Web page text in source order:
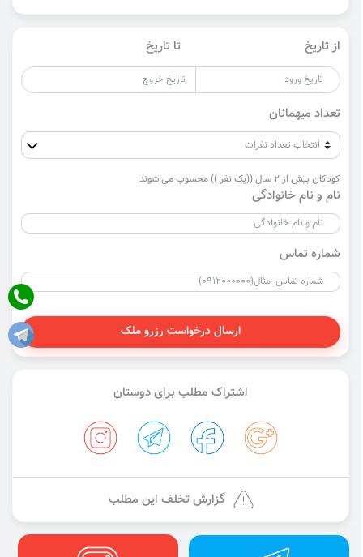
از تاریخ تا تاریخ
تعداد میهمانان
کودکان بیش از 2 سال ((یک نفر )) محسوب می شوند
نام و نام خانوادگی
شماره تماس
ارسال درخواست رزرو ملک
اشتراک مطلب برای دوستان
گزارش تخلف این مطلب